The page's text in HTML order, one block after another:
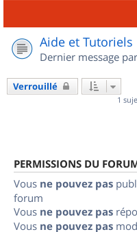
Aide et Tutoriels
Dernier message par
Verrouillé
1
PERMISSIONS DU
Vous ne pouvez pas
forum
Vous ne pouvez pas
Vous ne pouvez pas